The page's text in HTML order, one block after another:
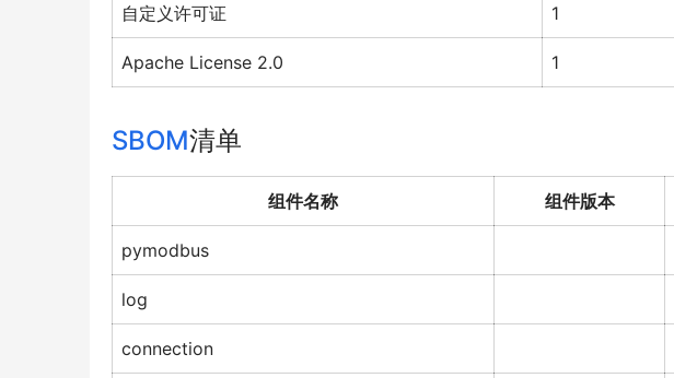
自定义许可证 1
Apache License 2.0 1
SBOM清单
组件名称 组件版本
pymodbus
log
connection